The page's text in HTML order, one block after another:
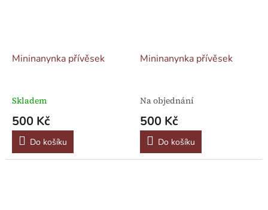
Mininanynka přívěsek
Skladem
500 Kč
Do košíku
Mininanynka přívěsek
Na objednání
500 Kč
Do košíku